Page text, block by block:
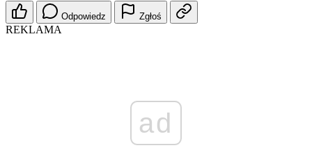
Odpowiedz Zgłoś
REKLAMA
ad